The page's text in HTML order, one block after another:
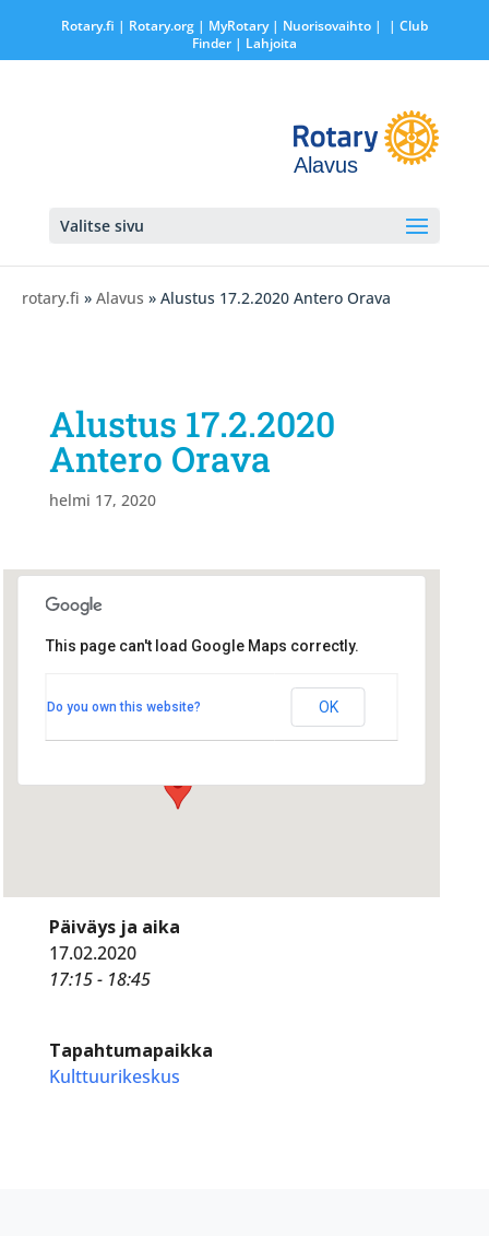
Rotary.fi | Rotary.org| MyRotary | Nuorisovaihto|
| Club
Finder| Lahjoita
Alavus
Valitse sivu
rotary.fi » Alavus » Alustus 17.2.2020 Antero Orava
Alustus 17.2.2020
Antero Orava
helmi 17, 2020
Järviluomantie 5 - Alavus
This page can't load Google Maps correctly.
Do you own this website? OK
Päiväys ja aika
17.02.2020
17:15 - 18:45
Tapahtumapaikka
Kulttuurikeskus